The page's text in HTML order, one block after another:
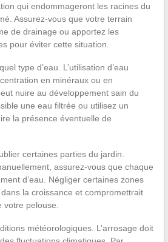
qui endommageront les racines du
Assurez-vous que votre terrain
de drainage ou apportez les
pour éviter cette situation.
type d’eau. L’utilisation d’eau
en minéraux ou en
nuire au développement sain du
une eau filtrée ou utilisez un
la présence éventuelle de
certaines parties du jardin.
assurez-vous que chaque
d’eau. Négliger certaines zones
la croissance et compromettrait
votre pelouse.
météorologiques. L’arrosage doit